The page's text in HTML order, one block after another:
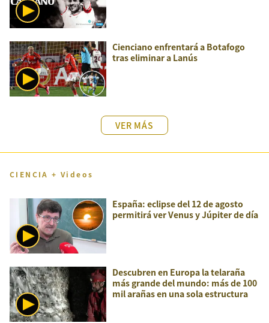
Cienciano enfrentará a Botafogo
tras eliminar a Lanús
VER MÁS
CIENCIA + Videos
España: eclipse del 12 de agosto
permitirá ver Venus y Júpiter de día
Descubren en Europa la telaraña
más grande del mundo: más de 100
mil arañas en una sola estructura